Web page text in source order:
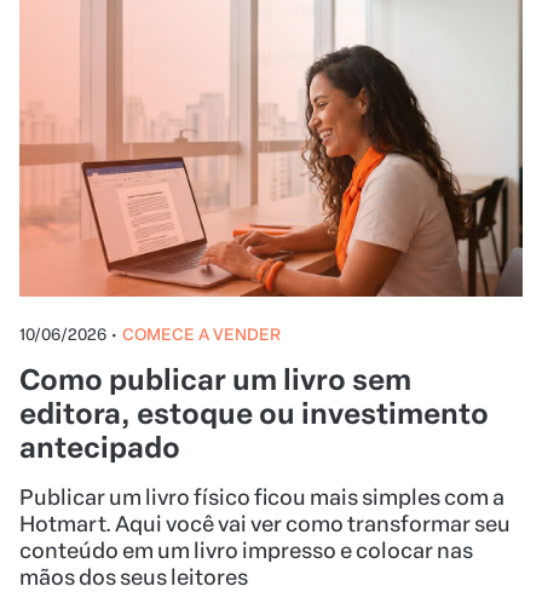
10/06/2026 • COMECE A VENDER
Como publicar um livro sem
editora, estoque ou investimento
antecipado
Publicar um livro físico ficou mais simples com a
Hotmart. Aqui você vai ver como transformar seu
conteúdo em um livro impresso e colocar nas
mãos dos seus leitores